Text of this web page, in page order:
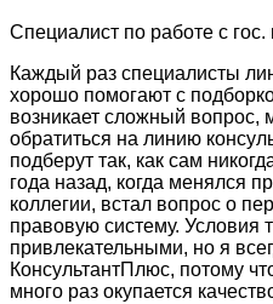
Специалист по работе с гос.
Каждый раз специалисты
хорошо помогают с
возникает сложный
обратиться на линию
подберут так, как сам
года назад, когда менялся
коллегии, встал вопрос о
правовую систему. Условия
привлекательными, но я
КонсультантПлюс, потому
много раз окупается